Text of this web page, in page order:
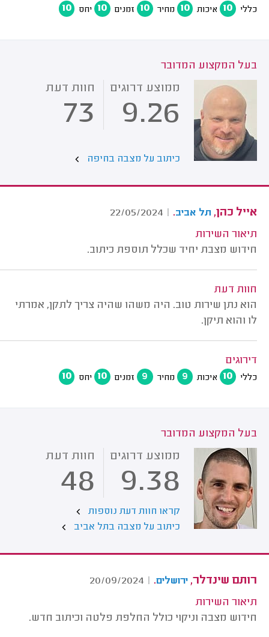
כללי 10 איכות 10 מחיר 10 זמנים 10 יחס 10
בעל המקצוע המדובר
ממוצע דרוגים
9.26
חוות דעת
73
כיתוב על מצבה בחיפה
אייל כהן, תל אביב.
|
22/05/2024
תיאור השירות
חידוש מצבת יחיד שכלל תוספת כיתוב.
חוות דעת
הוא נתן שירות טוב. היה משהו שהיה צריך לתקן, אמרתי
לו והוא תיקן.
דירוגים
כללי 10 איכות 9 מחיר 9 זמנים 10 יחס 10
בעל המקצוע המדובר
ממוצע דרוגים
9.38
חוות דעת
48
קראו חוות דעת נוספות
כיתוב על מצבה בתל אביב
רותם שינדלר, ירושלים.
|
20/09/2024
תיאור השירות
חידוש מצבה וניקוי כולל החלפת פלטה וכיתוב חדש.